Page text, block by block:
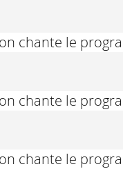
chante le
chante le
chante le